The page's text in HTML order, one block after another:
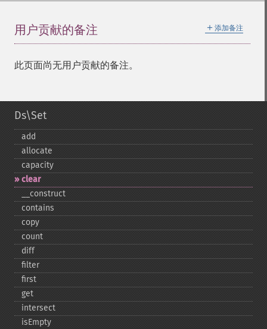
＋ 添加备注
用户贡献的备注
此页面尚无用户贡献的备注。
Ds\Set
add
allocate
capacity
clear
_​_​construct
contains
copy
count
diff
filter
first
get
intersect
isEmpty